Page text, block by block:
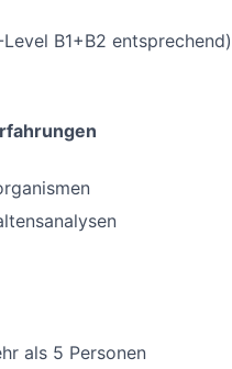
Level B1+B2 entsprechend)
als 5 Personen